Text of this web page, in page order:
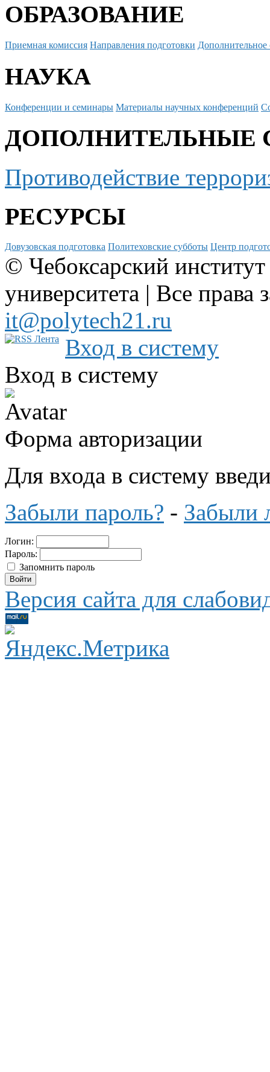
ОБРАЗОВАНИЕ
Приемная комиссия Направления подготовки Дополнительное
НАУКА
Конференции и семинары Материалы научных конференций
ДОПОЛНИТЕЛЬНЫЕ
Противодействие
РЕСУРСЫ
Довузовская подготовка Политеховские субботы Центр
© Чебоксарский
университета | Все
it@polytech21.ru
Вход в систему
Вход в систему
Форма авторизации
Для входа в систему
Забыли пароль? - Забыли
Логин:
Пароль:
Запомнить пароль
Версия сайта для